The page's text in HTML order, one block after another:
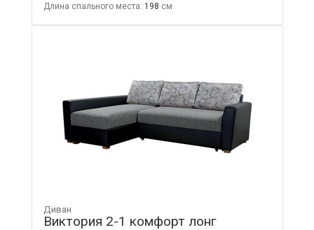
Длина спального места: 198
Диван
Виктория 2-1 комфорт лонг